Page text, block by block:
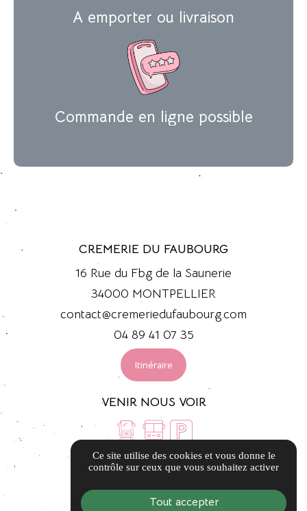
A emporter ou livraison
Commande en ligne possible
CREMERIE DU FAUBOURG
16 Rue du Fbg de la Saunerie
34000 MONTPELLIER
contact@cremeriedufaubourg.com
04 89 41 07 35
Itinéraire
VENIR NOUS VOIR
LIENS UTILES
Guide local
Ce site utilise des cookies et vous donne le
contrôle sur ceux que vous souhaitez activer
Tout accepter